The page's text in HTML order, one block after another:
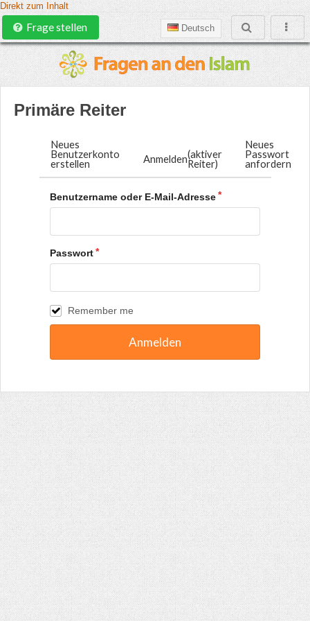
Direkt zum Inhalt
Deutsch
Frage stellen
Primäre Reiter
Neues
Benutzerkonto
erstellen Anmelden(aktiver
Reiter)
Neues
Passwort
anfordern
Benutzername oder E-Mail-Adresse
Passwort
Remember me